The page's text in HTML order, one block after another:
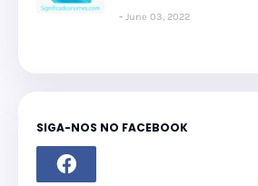
June 03, 2022
SIGA-NOS NO FACEBOOK